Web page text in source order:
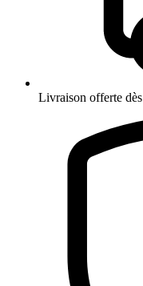
Livraison offerte